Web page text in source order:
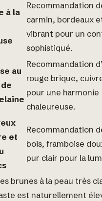
à la
Recommandation
carmin, bordeaux
vibrant pour un
sophistiqué.
au
Recommandation
rouge brique,
pour une harmonie
chaleureuse.
et
Recommandation
bois, framboise
pur clair pour la
brunes à la peau très
est naturellement